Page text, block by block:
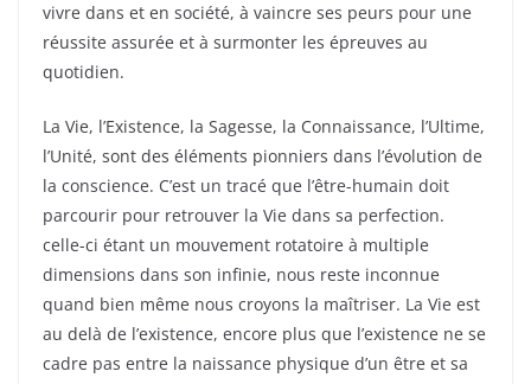
vivre dans et en société, à vaincre ses peurs pour une
réussite assurée et à surmonter les épreuves au
quotidien.
La Vie, l’Existence, la Sagesse, la Connaissance, l’Ultime,
l’Unité, sont des éléments pionniers dans l’évolution de
la conscience. C’est un tracé que l’être-humain doit
parcourir pour retrouver la Vie dans sa perfection.
celle-ci étant un mouvement rotatoire à multiple
dimensions dans son infinie, nous reste inconnue
quand bien même nous croyons la maîtriser. La Vie est
au delà de l’existence, encore plus que l’existence ne se
cadre pas entre la naissance physique d’un être et sa